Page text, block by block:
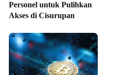
Personel untuk Pulihkan
Akses di Cisurupan